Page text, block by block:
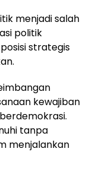
menjadi salah
politik
strategis
kewajiban
tanpa
menjalankan